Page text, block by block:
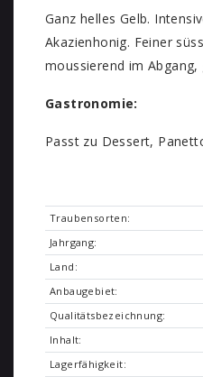
Ganz helles Gelb.
Akazienhonig. Feiner
moussierend im Abgang,
Gastronomie:
Passt zu Dessert,
Traubensorten:
Jahrgang:
Land:
Anbaugebiet:
Qualitätsbezeichnung:
Inhalt:
Lagerfähigkeit: